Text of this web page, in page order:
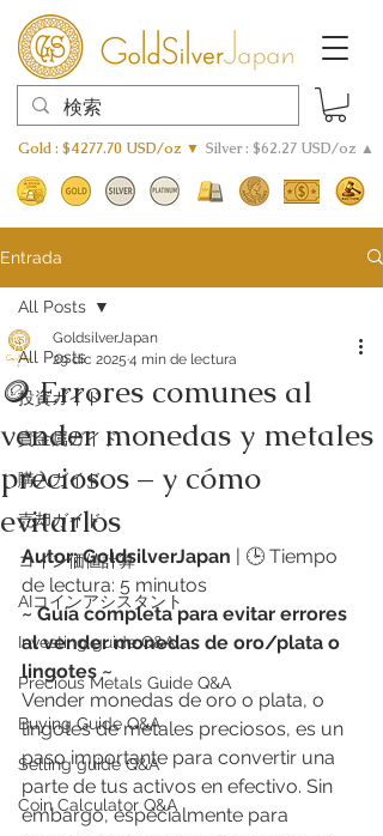
Gold : $4277.70 USD/oz ▼ Silver : $62.27 USD/oz ▲
Entrada
All Posts
投資ガイド
貴金属ガイド
購入ガイド
売却ガイド
​コイン価値計算
AIコインアシスタント
Investing guide Q&A
Precious Metals Guide Q&A
Buying Guide Q&A
Selling guide Q&A
Coin Calculator Q&A
All Posts
🪙 Errores comunes al
vender monedas y metales
preciosos – y cómo
evitarlos
GoldsilverJapan
29 dic 2025 4 min de lectura
Autor: GoldsilverJapan | 🕒 Tiempo
de lectura: 5 minutos
~ Guía completa para evitar errores
al vender monedas de oro/plata o
lingotes ~
Vender monedas de oro o plata, o
lingotes de metales preciosos, es un
paso importante para convertir una
parte de tus activos en efectivo. Sin
embargo, especialmente para